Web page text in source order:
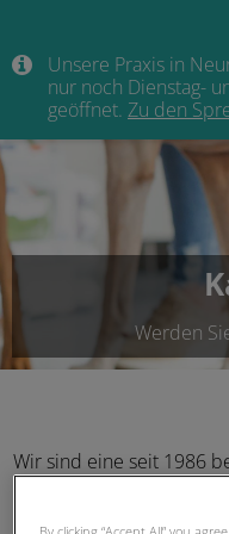
Unsere Praxis in
nur noch Dienstag-
geöffnet. Zu den
Werden
Wir sind eine seit 1986